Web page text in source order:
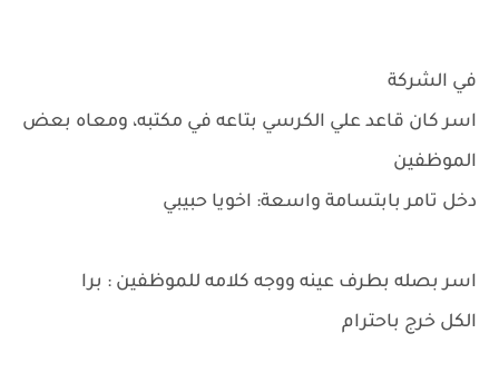
في الشركة
اسر كان قاعد علي الكرسي بتاعه في مكتبه، ومعاه بعض
الموظفين
دخل تامر بابتسامة واسعة: اخويا حبيبي
اسر بصله بطرف عينه ووجه كلامه للموظفين : برا
الكل خرج باحترام